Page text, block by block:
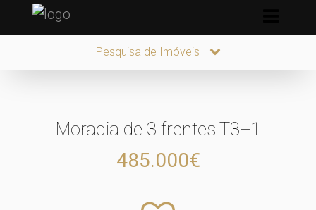
Pesquisa de Imóveis
Moradia de 3 frentes T3+1
485.000€